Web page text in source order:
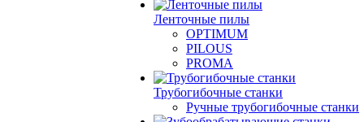
Ленточные пилы
OPTIMUM
PILOUS
PROMA
Трубогибочные станки
Ручные трубогибочные станки